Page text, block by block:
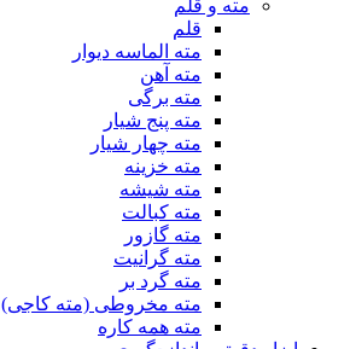
مته و قلم
قلم
مته الماسه دیوار
مته آهن
مته برگی
مته پنج شیار
مته چهار شیار
مته خزینه
مته شیشه
مته کبالت
مته گازور
مته گرانیت
مته گرد بر
مته مخروطی (مته کاجی)
مته همه کاره